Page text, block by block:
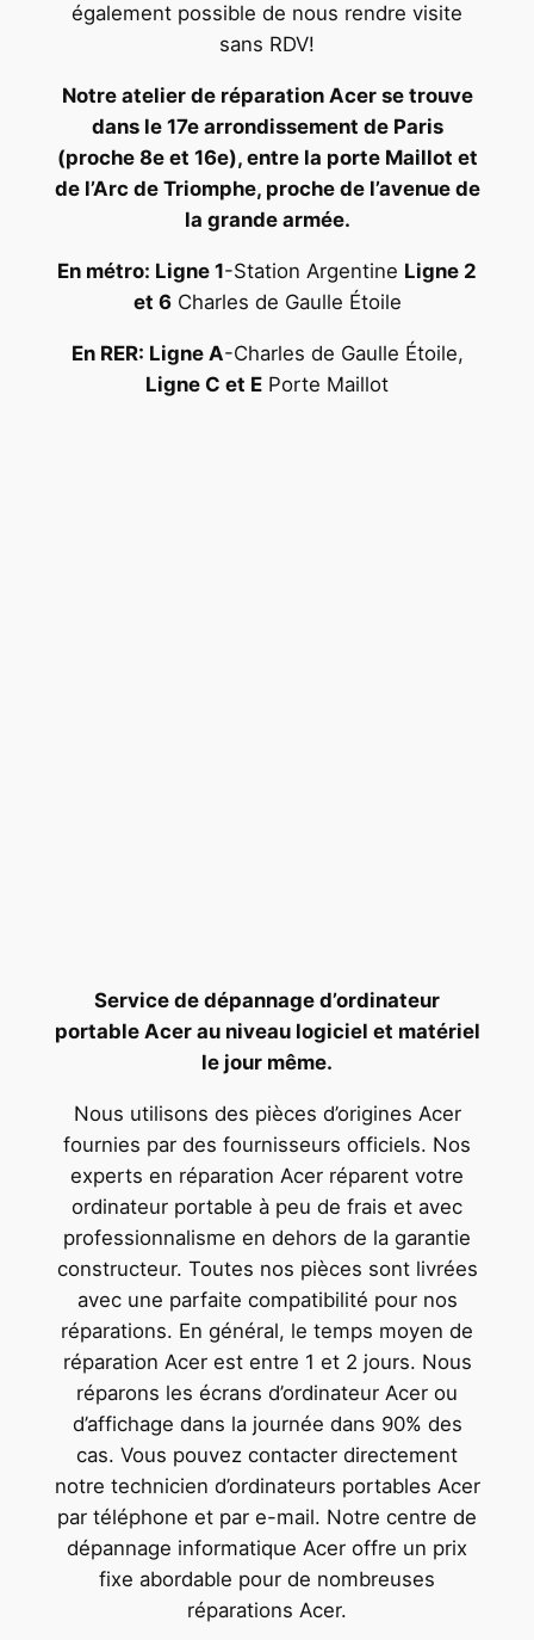
également possible de nous rendre visite
sans RDV!
Notre atelier de réparation Acer se trouve
dans le 17e arrondissement de Paris
(proche 8e et 16e), entre la porte Maillot et
de l’Arc de Triomphe, proche de l’avenue de
la grande armée.
En métro: Ligne 1-Station Argentine Ligne 2
et 6Charles de Gaulle Étoile
En RER: Ligne A-Charles de Gaulle Étoile,
Ligne C et E Porte Maillot
Service de dépannage d’ordinateur
portable Acer au niveau logiciel et matériel
le jour même.
Nous utilisons des pièces d’origines Acer
fournies par des fournisseurs officiels. Nos
experts en réparation Acer réparent votre
ordinateur portable à peu de frais et avec
professionnalisme en dehors de la garantie
constructeur. Toutes nos pièces sont livrées
avec une parfaite compatibilité pour nos
réparations. En général, le temps moyen de
réparation Acer est entre 1 et 2 jours. Nous
réparons les écrans d’ordinateur Acer ou
d’affichage dans la journée dans 90% des
cas. Vous pouvez contacter directement
notre technicien d’ordinateurs portables Acer
par téléphone et par e-mail. Notre centre de
dépannage informatique Acer offre un prix
fixe abordable pour de nombreuses
réparations Acer.